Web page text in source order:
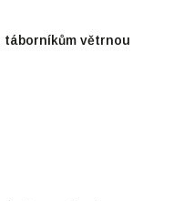
táborníkům větrnou